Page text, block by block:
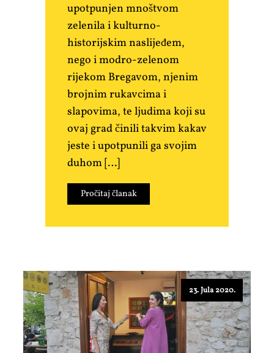
upotpunjen mnoštvom
zelenila i kulturno-
historijskim naslijeđem,
nego i modro-zelenom
rijekom Bregavom, njenim
brojnim rukavcima i
slapovima, te ljudima koji su
ovaj grad činili takvim kakav
jeste i upotpunili ga svojim
duhom […]
Pročitaj članak
23. Jula 2020.